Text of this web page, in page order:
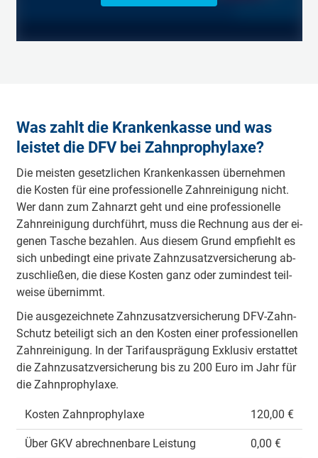
Was zahlt die Krankenkasse und was
leistet die DFV bei Zahnprophylaxe?
Die meis­ten ge­setz­li­chen Kran­ken­kassen über­neh­men
die Kos­ten für eine pro­fes­sio­nel­le Zahn­rei­ni­gung nicht.
Wer dann zum Zahn­arzt geht und eine pro­fes­sio­nel­le
Zahn­rei­ni­gung durch­führt, muss die Rech­nung aus der ei­
ge­nen Ta­sche be­zah­len. Aus die­sem Grund emp­fiehlt es
sich un­be­dingt eine pri­va­te Zahn­zu­satz­ver­siche­rung ab­
zu­schlie­ßen, die die­se Kos­ten ganz oder zu­min­dest teil­
wei­se über­nimmt.
Die aus­ge­zeich­ne­te Zahn­zu­satz­ver­siche­rung DFV-Zahn­
Schutz be­tei­ligt sich an den Kos­ten ei­ner pro­fes­sio­nel­len
Zahn­rei­ni­gung. In der Ta­rif­aus­prä­gung Ex­klu­siv er­stat­tet
die Zahn­zu­satz­ver­siche­rung bis zu 200 Euro im Jahr für
die Zahn­pro­phy­la­xe.
Kos­ten Zahn­pro­phy­la­xe 120,00 €
Über GKV ab­rech­nen­ba­re Leis­tung 0,00 €